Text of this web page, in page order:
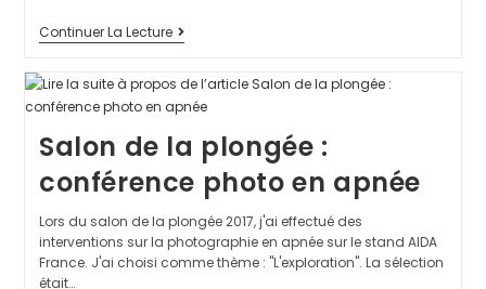
Continuer La Lecture
Salon de la plongée :
conférence photo en apnée
Lors du salon de la plongée 2017, j'ai effectué des
interventions sur la photographie en apnée sur le stand AIDA
France. J'ai choisi comme thème : "L'exploration". La sélection
était…